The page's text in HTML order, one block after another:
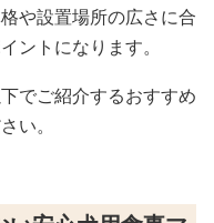
や設置場所の広さに合
ントになります。
でご紹介するおすすめ
い。